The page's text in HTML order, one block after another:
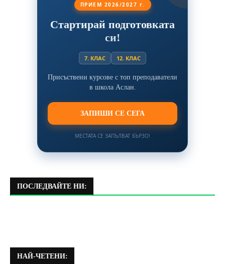
ПРИЕМ 2026/2027 г.
Стартирай подготовката
си!
7. КЛАС 12. КЛАС
Присъствени курсове с топ преподаватели
в школа Аслан.
ЗАПИШИ СЕ СЕГА
МЕСТАТА СЕ ЗАПЪЛВАТ БЪРЗО!
ПОСЛЕДВАЙТЕ НИ:
НАЙ-ЧЕТЕНИ: